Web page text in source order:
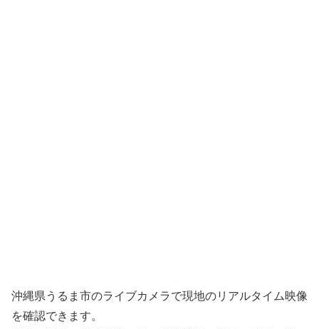
沖縄県うるま市のライブカメラで現地のリアルタイム映像
を確認できます。